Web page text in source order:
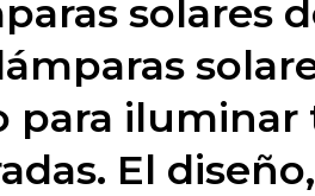
solares
para iluminar
El